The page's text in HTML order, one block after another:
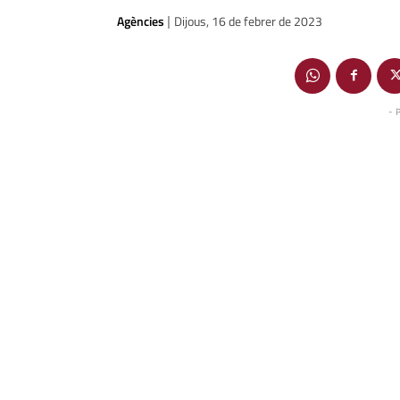
Agències | Dijous, 16 de febrer de 2023
-